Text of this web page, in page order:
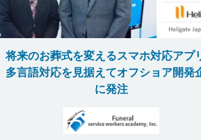
将来のお葬式を変えるスマホ対応アプ
多言語対応を見据えてオフショア開発
に発注